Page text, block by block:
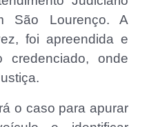
São Lourenço. A
foi apreendida e
onde
o caso para apurar